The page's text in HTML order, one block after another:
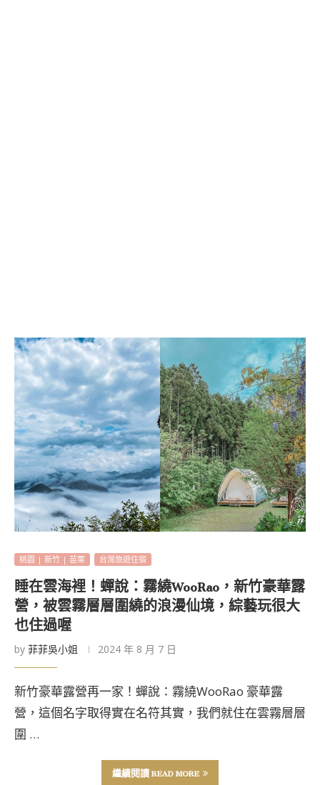
桃園 | 新竹 | 苗栗 台灣旅遊住宿
睡在雲海裡！蟬說：霧繞WooRao，新竹豪華露
營，被雲霧層層圍繞的浪漫仙境，綜藝玩很大
也住過喔
by 菲菲吳小姐 2024 年 8 月 7 日
新竹豪華露營再一家！蟬說：霧繞WooRao 豪華露
營，這個名字取得實在名符其實，我們就住在雲霧層層
圍 …
繼續閱讀 READ MORE